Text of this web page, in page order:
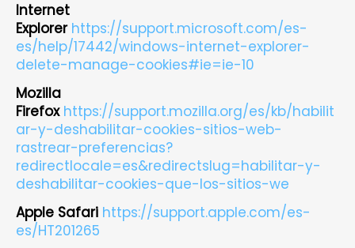
Internet
Explorer https://support.microsoft.com/es-
es/help/17442/windows-internet-explorer-
delete-manage-cookies#ie=ie-10
Mozilla
Firefox https://support.mozilla.org/es/kb/habilit
ar-y-deshabilitar-cookies-sitios-web-
rastrear-preferencias?
redirectlocale=es&redirectslug=habilitar-y-
deshabilitar-cookies-que-los-sitios-we
Apple Safari https://support.apple.com/es-
es/HT201265